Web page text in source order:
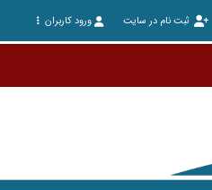
ثبت نام در سایت ورود کاربران